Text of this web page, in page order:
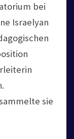
bei
Israelyan
sie